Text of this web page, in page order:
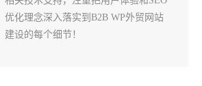
优化理念深入落实到B2B WP外贸网站
建设的每个细节！